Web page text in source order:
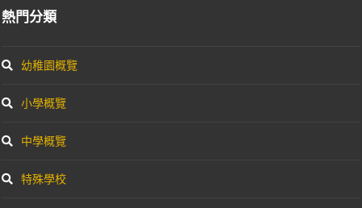
熱門分類
幼稚園概覽
小學概覽
中學概覽
特殊學校